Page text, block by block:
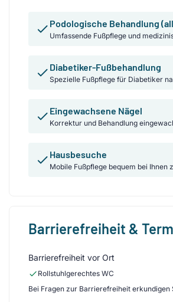
Podologische Behandlung
Umfassende Fußpflege und
Diabetiker-Fußbehandlung
Spezielle Fußpflege für Diabetiker
Eingewachsene Nägel
Korrektur und Behandlung
Hausbesuche
Mobile Fußpflege bequem bei Ihnen
Barrierefreiheit &
Barrierefreiheit vor Ort
Rollstuhlgerechtes WC
Bei Fragen zur Barrierefreiheit erkundigen